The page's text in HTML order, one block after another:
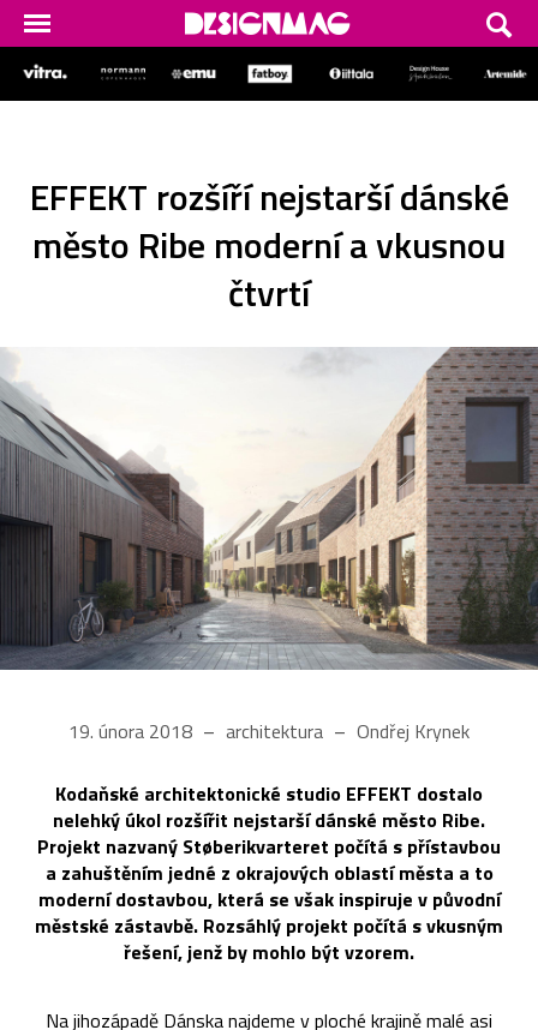
EFFEKT rozšíří nejstarší dánské
město Ribe moderní a vkusnou
čtvrtí
19. února 2018 architektura Ondřej Krynek
Kodaňské architektonické studio EFFEKT dostalo
nelehký úkol rozšířit nejstarší dánské město Ribe.
Projekt nazvaný Støberikvarteret počítá s přístavbou
a zahuštěním jedné z okrajových oblastí města a to
moderní dostavbou, která se však inspiruje v původní
městské zástavbě. Rozsáhlý projekt počítá s vkusným
řešení, jenž by mohlo být vzorem.
Na jihozápadě Dánska najdeme v ploché krajině malé asi